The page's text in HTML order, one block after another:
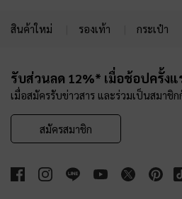
สินค้าใหม่ รองเท้า กระเป๋า
รับส่วนลด 12%* เมื่อช้อปครั้งแ
เมื่อสมัครรับข่าวสาร และร่วมเป็นสมาชิก
สมัครสมาชิก